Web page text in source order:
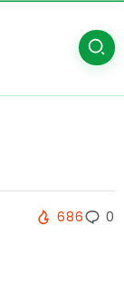
686 0